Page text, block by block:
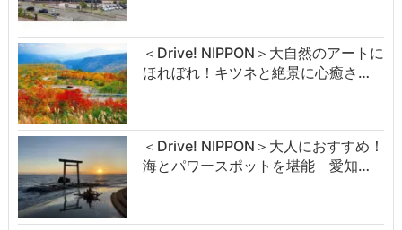
＜Drive! NIPPON＞大自然のアートに
ほれぼれ！キツネと絶景に心癒さ…
＜Drive! NIPPON＞大人におすすめ！
海とパワースポットを堪能 愛知…